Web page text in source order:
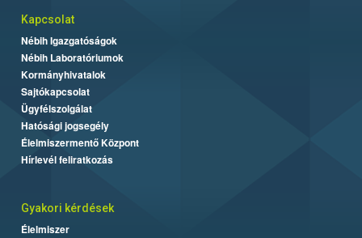
Kapcsolat
Nébih Igazgatóságok
Nébih Laboratóriumok
Kormányhivatalok
Sajtókapcsolat
Ügyfélszolgálat
Hatósági jogsegély
Élelmiszermentő Központ
Hírlevél feliratkozás
Gyakori kérdések
Élelmiszer